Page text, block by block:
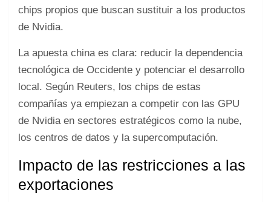
chips propios que buscan sustituir a los productos
de Nvidia.
La apuesta china es clara: reducir la dependencia
tecnológica de Occidente y potenciar el desarrollo
local. Según Reuters, los chips de estas
compañías ya empiezan a competir con las GPU
de Nvidia en sectores estratégicos como la nube,
los centros de datos y la supercomputación.
Impacto de las restricciones a las
exportaciones